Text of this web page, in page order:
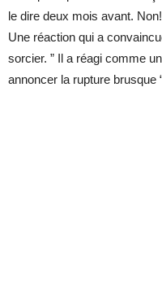
le dire deux mois avant.
Une réaction qui a
sorcier. ” Il a réagi comme
annoncer la rupture brusque